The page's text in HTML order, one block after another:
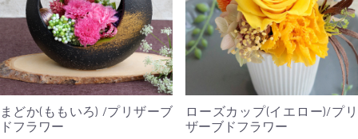
まどか(ももいろ) /プリザーブ
ドフラワー
ローズカップ(イエロー)/プリ
ザーブドフラワー